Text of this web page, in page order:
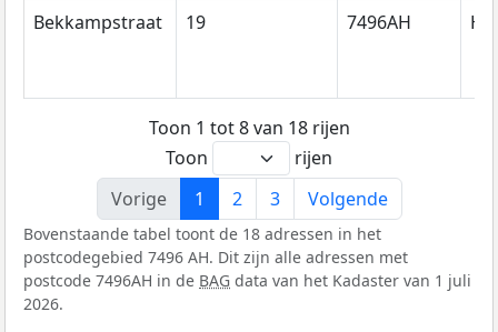
Bekkampstraat 19 7496AH
Toon 1 tot 8 van 18 rijen
Toon
rijen
Vorige
1 2 3 Volgende
Bovenstaande tabel toont de 18 adressen in het
postcodegebied 7496 AH. Dit zijn alle adressen met
postcode 7496AH in de BAG data van het Kadaster van 1 juli
2026.